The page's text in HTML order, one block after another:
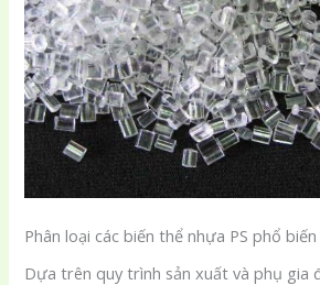
Phân loại các biến thể nhựa PS phổ biến
Dựa trên quy trình sản xuất và phụ gia